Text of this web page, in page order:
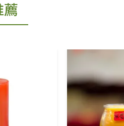
商品瑕疵以外，恕不接受
以及性質上無法或不適